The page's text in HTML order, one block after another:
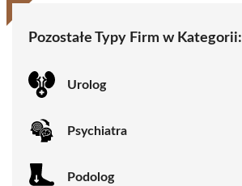
Pozostałe Typy Firm w Kategorii:
Urolog
Psychiatra
Podolog